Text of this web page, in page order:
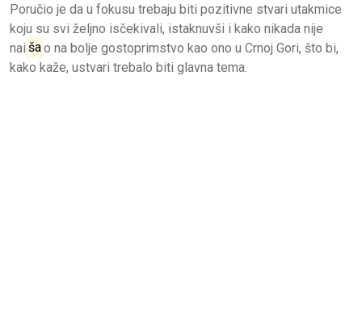
Poručio je da u fokusu trebaju biti pozitivne stvari utakmice
koju su svi željno isčekivali, istaknuvši i kako nikada nije
nai šao na bolje gostoprimstvo kao ono u Crnoj Gori, što bi,
kako kaže, ustvari trebalo biti glavna tema.